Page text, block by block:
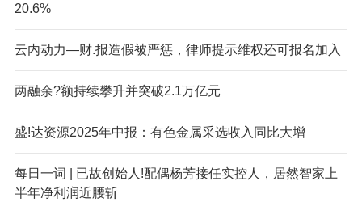
20.6%
云内动力—财.报造假被严惩，律师提示维权还可报名加入
两融余?额持续攀升并突破2.1万亿元
盛!达资源2025年中报：有色金属采选收入同比大增
每日一词 | 已故创始人!配偶杨芳接任实控人，居然智家上
半年净利润近腰斩